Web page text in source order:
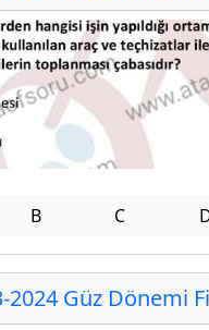
B C
Güz Dönemi